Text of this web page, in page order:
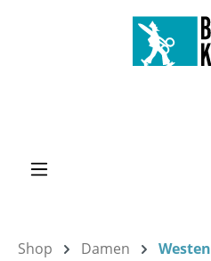
Zum Hauptinhalt springen
Shop Damen Westen